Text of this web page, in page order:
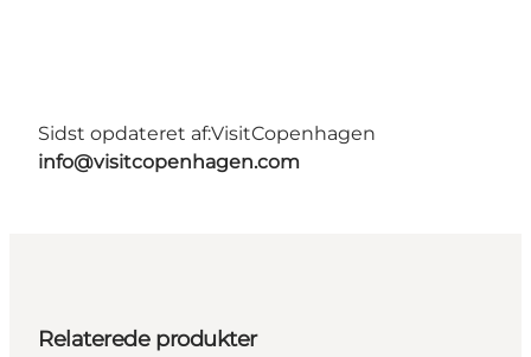
Sidst opdateret af:VisitCopenhagen
info@visitcopenhagen.com
Relaterede produkter